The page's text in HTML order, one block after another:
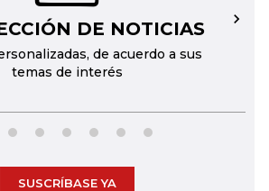
DE NOTICIAS
de acuerdo a sus
temas de interés
→
SUSCRÍBASE YA